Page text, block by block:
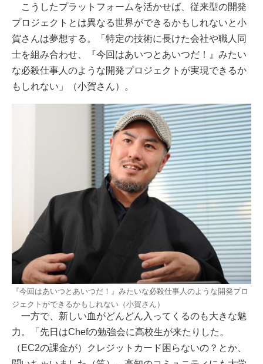
こうしたプラットフォームを活かせば、従来型の開発
プロジェクトとは異なる世界ができるかもしれないと小
賀さんは夢想する。「特定の技術に長けた会社や職人同
士を組み合わせ、『今回はあいつとあいつだ！』みたい
な必殺仕事人のような開発プロジェクトが実現できるか
もしれない」（小賀さん）。
『今回はあいつとあいつだ！』みたいな必殺仕事人のような開発プロ
ジェクトができるかもしれない（小賀さん）
一方で、新しい血がどんどん入ってくるのも大きな魅
力。「先日はChefの勉強会に高校生が来たりした。
（EC2の課金が）クレジットカード困らないの？とか、